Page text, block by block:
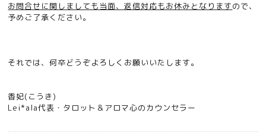
お問合せに関しましても当面、返信対応もお休みとなりますので、
予めご了承ください。
それでは、何卒どうぞよろしくお願いいたします。
香妃(こうき)
Lei*ala代表・タロット＆アロマ心のカウンセラー